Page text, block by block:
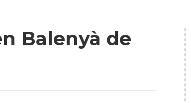
Balenyà de